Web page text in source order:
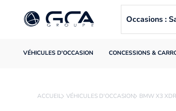
VÉHICULES D'OCCASION CONCESSIONS &
Occasions :
ACCUEIL VÉHICULES D'OCCASION BMW X3